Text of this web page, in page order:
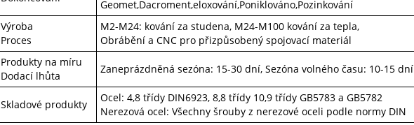
Geomet,Dacroment,eloxování,Poniklováno,Pozinkování
Výroba
Proces
M2-M24: kování za studena, M24-M100 kování za tepla,
Obrábění a CNC pro přizpůsobený spojovací materiál
Produkty na míru
Dodací lhůta
Zaneprázdněná sezóna: 15-30 dní, Sezóna volného času: 10-15 dní
Skladové produkty
Ocel: 4,8 třídy DIN6923, 8,8 třídy 10,9 třídy GB5783 a GB5782
Nerezová ocel: Všechny šrouby z nerezové oceli podle normy DIN